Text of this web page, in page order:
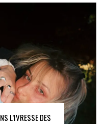
L’IVRESSE DES